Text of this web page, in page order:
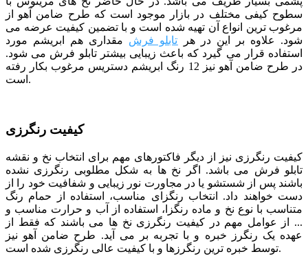
سطوح کیفی مختلف در بازار موجود است که طرح ضامن آهو از
مرغوب ترین انواع آن تهیه شده است و با تضمین کیفیت عرضه می
شود. علاوه بر این در هر تابلو فرش مقداری هم ابریشم مورد
استفاده قرار می گیرد که باعث زیبایی بیشتر تابلو فرش می شود.
در طرح ضامن آهو نیز 12 رنگ ابریشم دستریس مرغوب بکار رفته
است.
کیفیت رنگرزی
کیفیت رنگرزی نیز از دیگر فاکتورهای مهم برای انتخاب نخ و نقشه
تابلو فرش می باشد. اگر نخ ها به شکل مطلوبی رنگرزی نشده
باشند پس از شستشو یا در مجاورت نور زیبایی و شفافیت خود را از
دست خواهند داد. انتخاب رنگزای مناسب، استفاده از حمام رنگ
متناسب با نوع نخ و ماده رنگزا، استفاده از آب و حرارت مناسب و
... از عوامل مهم در کیفیت رنگرزی نخ ها می باشند که فقط از
عهده یک رنگرز خبره و با تجربه بر می آید. طرح ضامن آهو نیز
توسط خبره ترین رنگرزها و با کیفیت عالی رنگرزی شده است.